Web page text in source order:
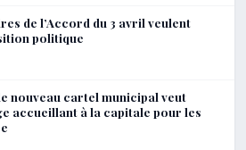
de l’Accord du 3 avril veulent
politique
nouveau cartel municipal veut
accueillant à la capitale pour les